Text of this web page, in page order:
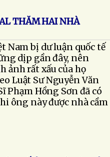
THĂM HAI NHÀ
Nam bị dư luận quốc tế
dịp gần đây, nên
ảnh rất xấu của họ
Luật Sư Nguyễn Văn
Phạm Hồng Sơn đã có
ông này được nhà cầm